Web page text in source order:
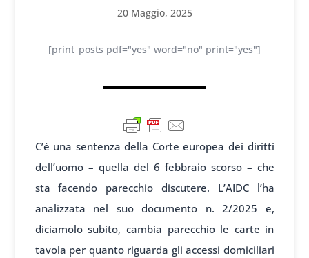
20 Maggio, 2025
[print_posts pdf="yes" word="no" print="yes"]
C’è una sentenza della Corte europea dei diritti
dell’uomo – quella del 6 febbraio scorso – che
sta facendo parecchio discutere. L’AIDC l’ha
analizzata nel suo documento n. 2/2025 e,
diciamolo subito, cambia parecchio le carte in
tavola per quanto riguarda gli accessi domiciliari